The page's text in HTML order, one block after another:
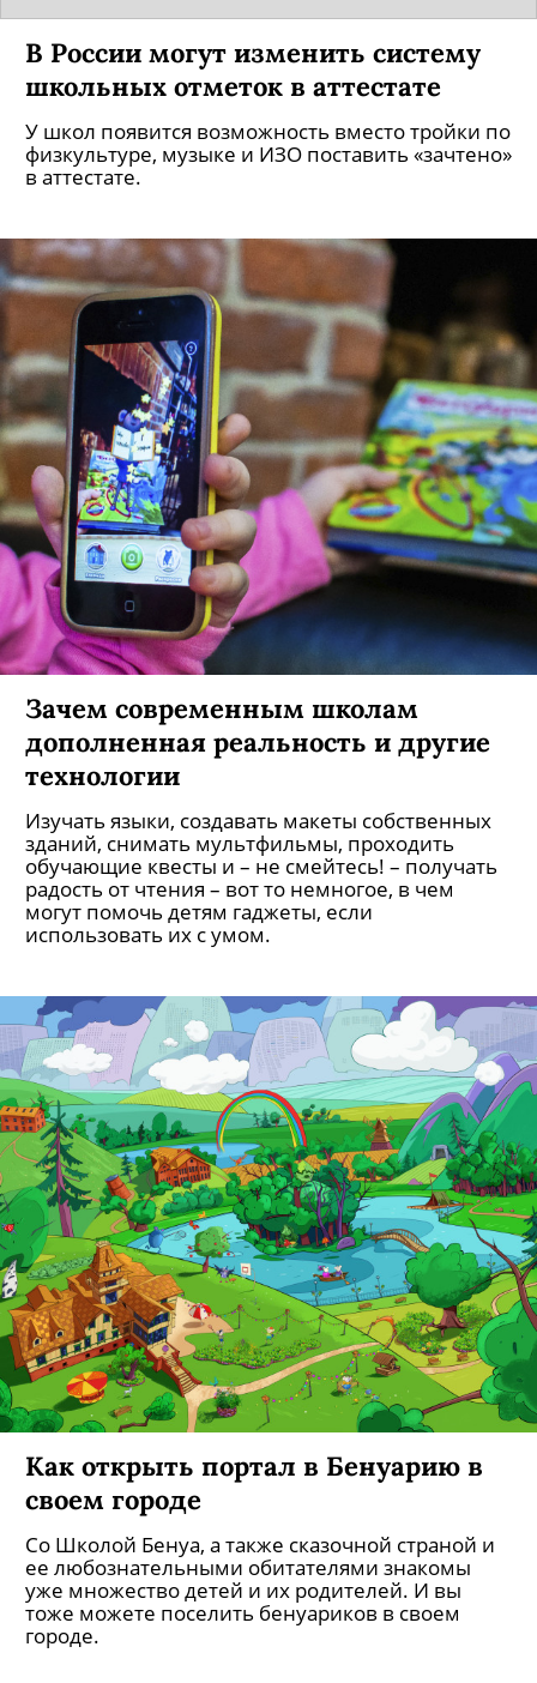
В России могут изменить систему
У школ появится возможность вместо тройки по
физкультуре, музыке и ИЗО поставить «зачтено»
Зачем современным школам
дополненная реальность и другие
Изучать языки, создавать макеты собственных
зданий, снимать мультфильмы, проходить
обучающие квесты и – не смейтесь! – получать
радость от чтения – вот то немногое, в чем
могут помочь детям гаджеты, если
Как открыть портал в Бенуарию в
своем городе
Со Школой Бенуа, а также сказочной страной и
ее любознательными обитателями знакомы
уже множество детей и их родителей. И вы
тоже можете поселить бенуариков в своем